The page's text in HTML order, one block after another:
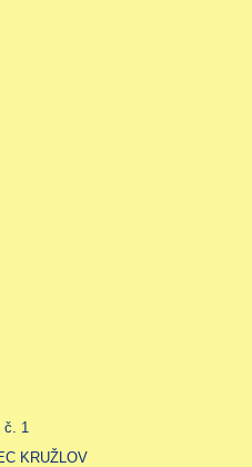
č. 1
KRUŽLOV